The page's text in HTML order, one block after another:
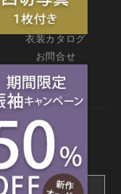
撮影メニュー
衣装カタログ
お問合せ